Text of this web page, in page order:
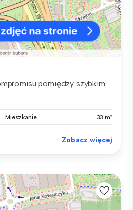
pomiędzy szybkim
Mieszkanie 33 m²
Zobacz więcej